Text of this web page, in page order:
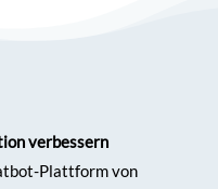
verbessern
Plattform von